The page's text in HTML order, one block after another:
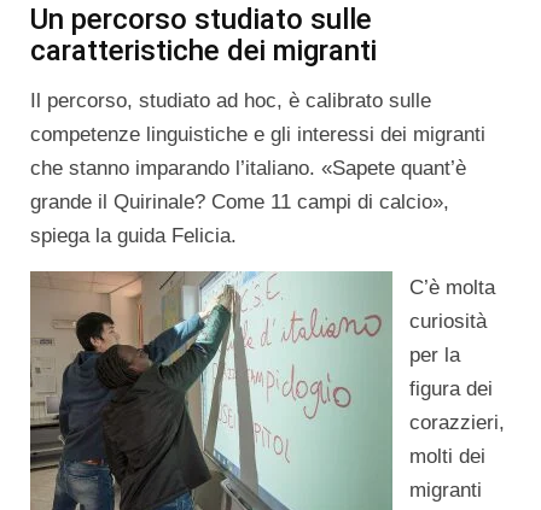
Un percorso studiato sulle
caratteristiche dei migranti
Il percorso, studiato ad hoc, è calibrato sulle
competenze linguistiche e gli interessi dei migranti
che stanno imparando l’italiano. «Sapete quant’è
grande il Quirinale? Come 11 campi di calcio»,
spiega la guida Felicia.
C’è molta
curiosità
per la
figura dei
corazzieri,
molti dei
migranti